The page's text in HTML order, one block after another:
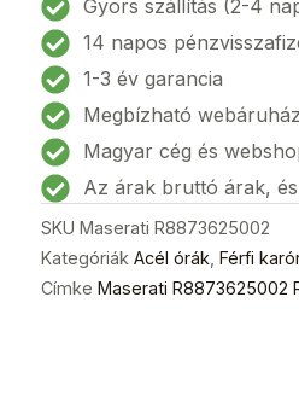
Férfi
karóra
42mm
5ATM
mennyiség
Gyors szállítás (2-4
14 napos
1-3 év garancia
Megbízható webáruház
Magyar cég és
Az árak bruttó árak,
SKU Maserati R8873625002
Kategóriák Acél órák Férfi
Címke Maserati R8873625002